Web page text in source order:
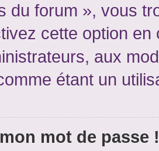
du forum », vous
cette option
aux
étant un
mot de passe !